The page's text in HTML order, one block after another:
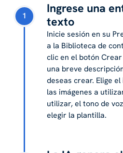
1
Ingrese una
texto
Inicie sesión en su
a la Biblioteca de
clic en el botón
una breve
deseas crear. Elige
las imágenes a
utilizar, el tono de
elegir la plantilla.